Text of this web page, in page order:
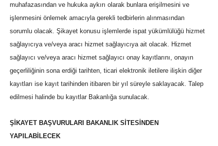
muhafazasından ve hukuka aykırı olarak bunlara erişilmesini ve
işlenmesini önlemek amacıyla gerekli tedbirlerin alınmasından
sorumlu olacak. Şikayet konusu işlemlerde ispat yükümlülüğü hizmet
sağlayıcıya ve/veya aracı hizmet sağlayıcıya ait olacak. Hizmet
sağlayıcı ve/veya aracı hizmet sağlayıcı onay kayıtlarını, onayın
geçerliliğinin sona erdiği tarihten, ticari elektronik iletilere ilişkin diğer
kayıtları ise kayıt tarihinden itibaren bir yıl süreyle saklayacak. Talep
edilmesi halinde bu kayıtlar Bakanlığa sunulacak.
ŞİKAYET BAŞVURULARI BAKANLIK SİTESİNDEN
YAPILABİLECEK